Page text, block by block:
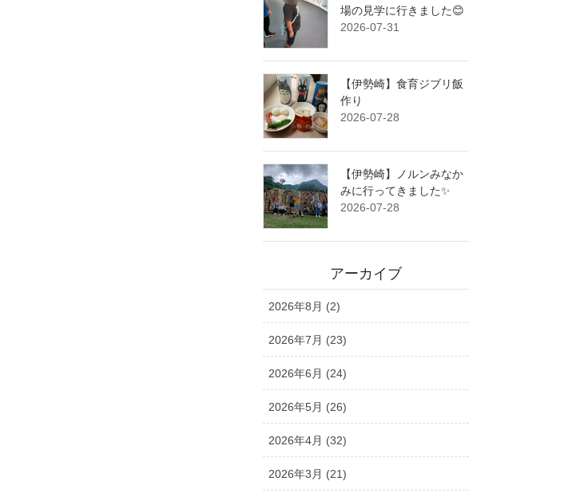
場の見学に行きました😊
2026-07-31
【伊勢崎】食育ジブリ飯
作り
2026-07-28
【伊勢崎】ノルンみなか
みに行ってきました✨
2026-07-28
アーカイブ
2026年8月 (2)
2026年7月 (23)
2026年6月 (24)
2026年5月 (26)
2026年4月 (32)
2026年3月 (21)